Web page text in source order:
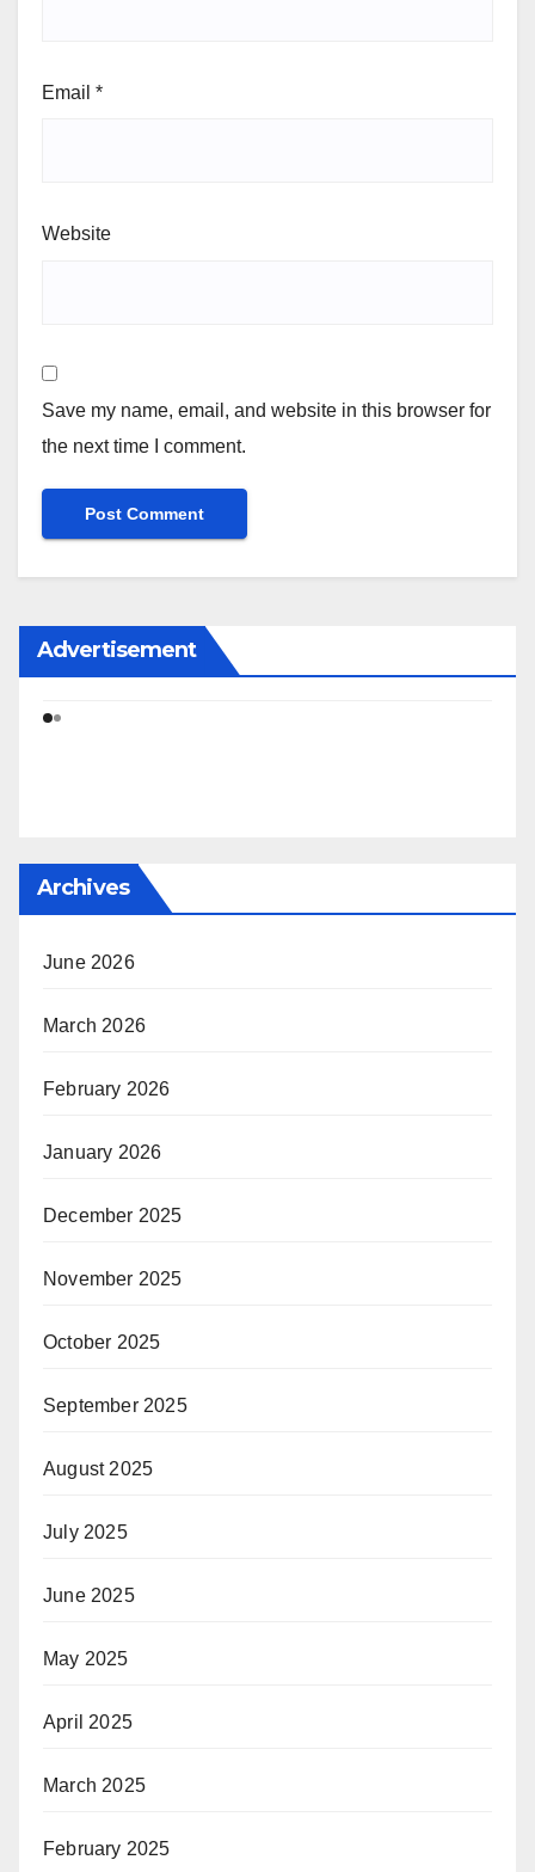
Email *
Website
Save my name, email, and website in this browser for
the next time I comment.
Advertisement
Archives
June 2026
March 2026
February 2026
January 2026
December 2025
November 2025
October 2025
September 2025
August 2025
July 2025
June 2025
May 2025
April 2025
March 2025
February 2025